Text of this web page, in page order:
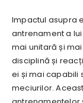
Impactul asupra
antrenament a
mai unitară și
disciplină și
ei și mai capabili
meciurilor.